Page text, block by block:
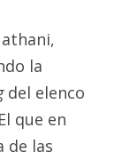
la
del elenco
que en
de las